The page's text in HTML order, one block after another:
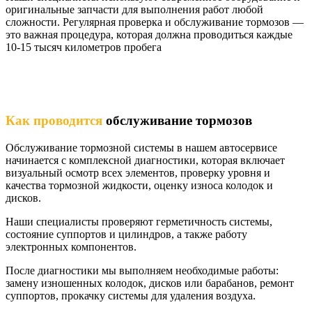
оригинальные запчасти для выполнения работ любой
сложности. Регулярная проверка и обслуживание тормозов —
это важная процедура, которая должна проводиться каждые
10-15 тысяч километров пробега
Как проводится обслуживание тормозов
Обслуживание тормозной системы в нашем автосервисе
начинается с комплексной диагностики, которая включает
визуальный осмотр всех элементов, проверку уровня и
качества тормозной жидкости, оценку износа колодок и
дисков.
Наши специалисты проверяют герметичность системы,
состояние суппортов и цилиндров, а также работу
электронных компонентов.
После диагностики мы выполняем необходимые работы:
замену изношенных колодок, дисков или барабанов, ремонт
суппортов, прокачку системы для удаления воздуха.